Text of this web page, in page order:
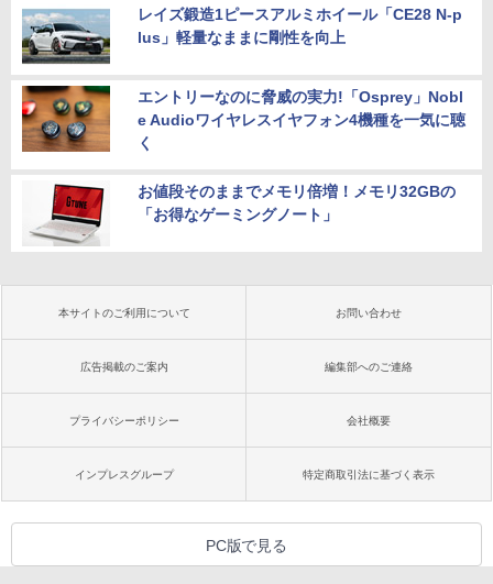
レイズ鍛造1ピースアルミホイール「CE28 N-p
lus」軽量なままに剛性を向上
エントリーなのに脅威の実力!「Osprey」Nobl
e Audioワイヤレスイヤフォン4機種を一気に聴
く
お値段そのままでメモリ倍増！メモリ32GBの
「お得なゲーミングノート」
本サイトのご利用について お問い合わせ
広告掲載のご案内 編集部へのご連絡
プライバシーポリシー 会社概要
インプレスグループ 特定商取引法に基づく表示
PC版で見る